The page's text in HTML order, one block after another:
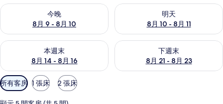
今晚
8月 9 - 8月 10
查看今晚 (8月 9 - 8月 10) 的供應情況
明天
8月 10 - 8月 11
查看明天 (8月 10 - 8月 11) 的
本週末
8月 14 - 8月 16
查看本週末 (8月 14 - 8月 16) 的供應情況
下週末
8月 21 - 8月 23
查看下週末 (8月 21 - 8月 23)
可
用
的
所有客房 1 張床 2 張床